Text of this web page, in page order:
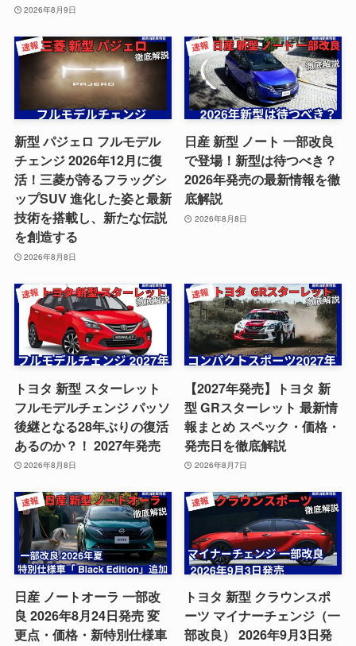
2026年8月9日
新型 パジェロ フルモデル
チェンジ 2026年12月に復
活！三菱が誇るフラッグシ
ップSUV 進化した姿と最新
技術を搭載し、新たな伝説
を創造する
2026年8月8日
日産 新型 ノート 一部改良
で登場！新型は待つべき？
2026年発売の最新情報を徹
底解説
2026年8月8日
トヨタ 新型 スターレット
フルモデルチェンジ パッソ
後継となる28年ぶりの復活
あるのか？！ 2027年発売
2026年8月8日
【2027年発売】トヨタ 新
型 GRスターレット 最新情
報まとめ スペック・価格・
発売日を徹底解説
2026年8月7日
日産 ノートオーラ 一部改
良 2026年8月24日発売 変
更点・価格・新特別仕様車
トヨタ 新型 クラウンスポ
ーツ マイナーチェンジ（一
部改良） 2026年9月3日発